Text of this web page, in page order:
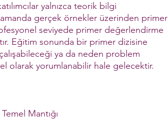
yalnızca teorik bilgi
gerçek örnekler üzerinden primer
seviyede primer değerlendirme
Eğitim sonunda bir primer dizisine
ya da neden problem
olarak yorumlanabilir hale gelecektir.
Mantığı